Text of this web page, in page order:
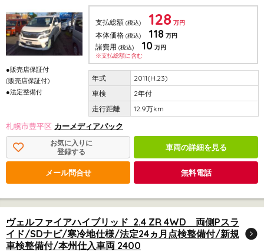
●販売店保証付
(販売店保証付)
●法定整備付
支払総額 (税込) 128 万円
本体価格 (税込) 118 万円
諸費用 (税込) 10 万円
※支払総額に含む
2011(H.23)
2年付
12.9万km
札幌市豊平区 カーメディアパック
お気に入りに
登録する
車両の詳細を見る
メール問合せ 無料電話
ヴェルファイアハイブリッド 2.4 ZR 4WD 両側Pスラ
イド/SDナビ/寒冷地仕様/法定24ヵ月点検整備付/新規
車検整備付/本州仕入車両 2400